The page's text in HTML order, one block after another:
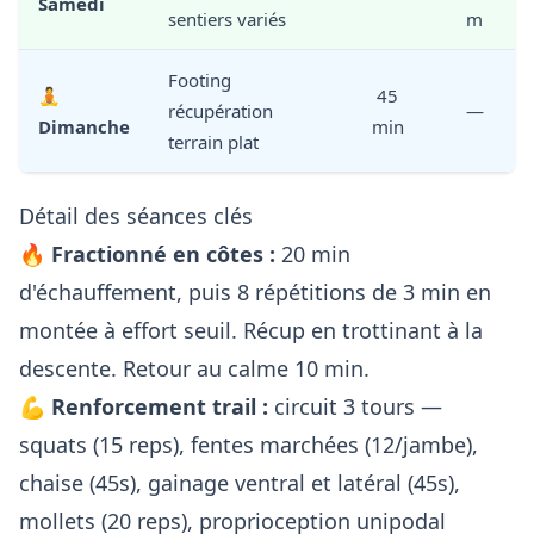
sentiers variés m
🧘
Dimanche
Footing
récupération
terrain plat
45
min
—
Détail des séances clés
🔥 Fractionné en côtes : 20 min
d'échauffement, puis 8 répétitions de 3 min en
montée à effort seuil. Récup en trottinant à la
descente. Retour au calme 10 min.
💪 Renforcement trail : circuit 3 tours —
squats (15 reps), fentes marchées (12/jambe),
chaise (45s), gainage ventral et latéral (45s),
mollets (20 reps), proprioception unipodal